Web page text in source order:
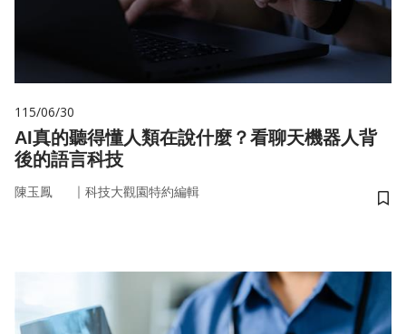
115/06/30
AI真的聽得懂人類在說什麼？看聊天機器人背
後的語言科技
陳玉鳳 ｜ 科技大觀園特約編輯
儲